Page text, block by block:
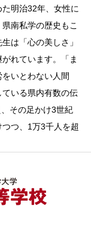
明治32年、女性に
南私学の歴史もこ
は「心の美しさ」
れています。「ま
いとわない人間
いる県内有数の伝
その足かけ3世紀
つ、1万3千人を超